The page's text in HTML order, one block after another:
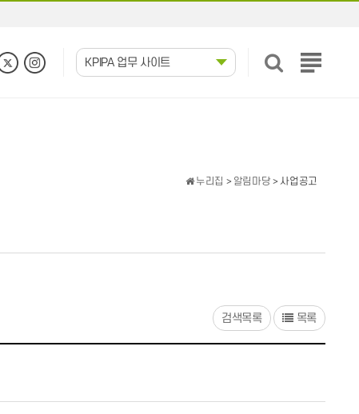
KPIPA 업무 사이트
전
누리집 > 알림마당 > 사업공고
검색목록 목록